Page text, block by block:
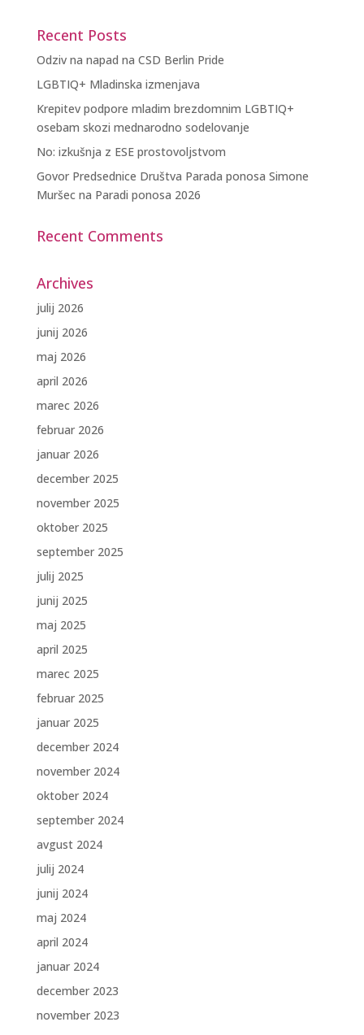
Recent Posts
Odziv na napad na CSD Berlin Pride
LGBTIQ+ Mladinska izmenjava
Krepitev podpore mladim brezdomnim LGBTIQ+
osebam skozi mednarodno sodelovanje
No: izkušnja z ESE prostovoljstvom
Govor Predsednice Društva Parada ponosa Simone
Muršec na Paradi ponosa 2026
Recent Comments
Archives
julij 2026
junij 2026
maj 2026
april 2026
marec 2026
februar 2026
januar 2026
december 2025
november 2025
oktober 2025
september 2025
julij 2025
junij 2025
maj 2025
april 2025
marec 2025
februar 2025
januar 2025
december 2024
november 2024
oktober 2024
september 2024
avgust 2024
julij 2024
junij 2024
maj 2024
april 2024
januar 2024
december 2023
november 2023